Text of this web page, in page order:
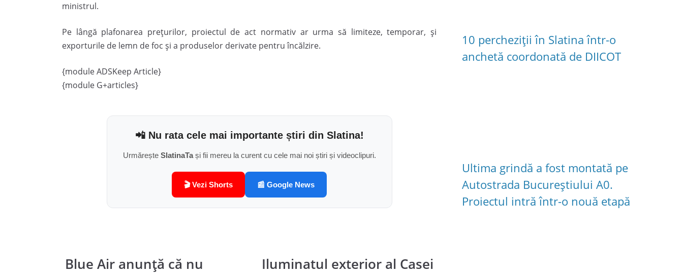
ministrul.
Pe lângă plafonarea prețurilor, proiectul de act normativ ar urma să limiteze, temporar, și
exporturile de lemn de foc și a produselor derivate pentru încălzire.
{module ADSKeep Article}
{module G+articles}
📲 Nu rata cele mai importante știri din Slatina!
Urmărește SlatinaTași fii mereu la curent cu cele mai noi știri și videoclipuri.
🎬 Vezi Shorts 📰 Google News
Blue Air anunță că nu
Iluminatul exterior al Casei
10 percheziții în Slatina într-o
anchetă coordonată de DIICOT
Ultima grindă a fost montată pe
Autostrada Bucureștiului A0.
Proiectul intră într-o nouă etapă